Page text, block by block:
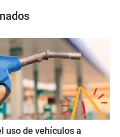
uso de vehículos a